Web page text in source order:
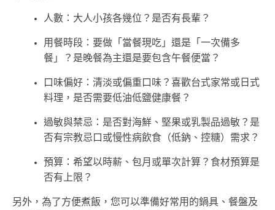
人數：大人小孩各幾位？是否有長輩？
用餐時段：要做「當餐現吃」還是「一次備多
餐」？是晚餐為主還是要包含午餐便當？
口味偏好：清淡或偏重口味？喜歡台式家常或日式
料理，是否需要低油低鹽健康餐？
過敏與禁忌：是否對海鮮、堅果或乳製品過敏？是
否有宗教忌口或慢性病飲食（低鈉、控糖）需求？
預算：希望以時薪、包月或單次計算？食材預算是
否有上限？
另外，為了方便煮飯，您可以準備好常用的鍋具、餐盤及